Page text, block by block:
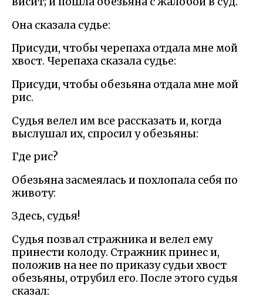
Она сказала судье:
Присуди, чтобы черепаха отдала мне мой
хвост. Черепаха сказала судье:
Присуди, чтобы обезьяна отдала мне мой
рис.
Судья велел им все рассказать и, когда
выслушал их, спросил у обезьяны:
Где рис?
Обезьяна засмеялась и похлопала себя по
животу:
Здесь, судья!
Судья позвал стражника и велел ему
принести колоду. Стражник принес и,
положив на нее по приказу судьи хвост
обезьяны, отрубил его. После этого судья
сказал: